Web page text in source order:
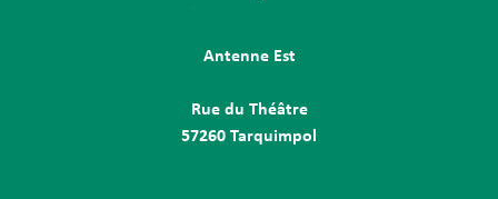
Antenne Est
Rue du Théâtre
57260 Tarquimpol